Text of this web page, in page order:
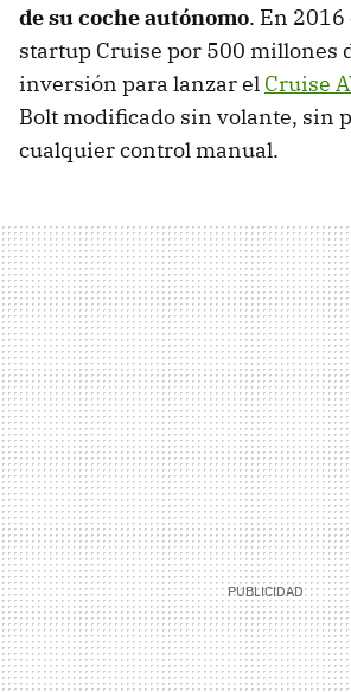
de su coche autónomo. En
startup Cruise por 500 millones
inversión para lanzar el Cruise
Bolt modificado sin volante, sin
cualquier control manual.